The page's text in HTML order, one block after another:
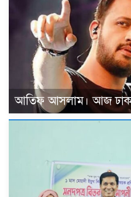
আতিফ আসলাম। আজ